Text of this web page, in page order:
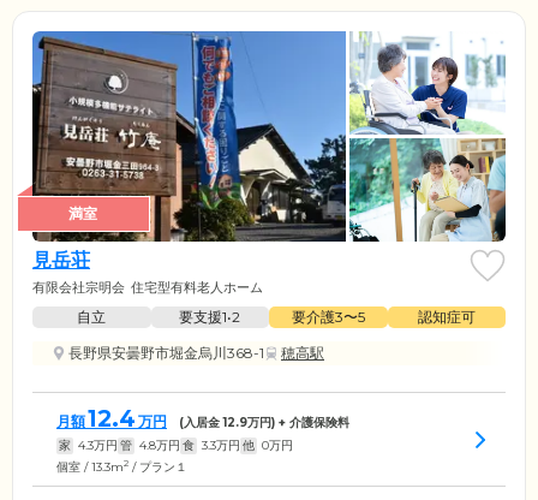
満室
見岳荘
有限会社宗明会 住宅型有料老人ホーム
自立 要支援1•2 要介護3〜5
認知症可
長野県安曇野市堀金烏川368-1
穂高駅
月額12.4 万円 (入居金12.9万円) + 介護保険料
家 4.3万円 管 4.8万円 食 3.3万円 他 0万円
個室 / 13.3m2 / プラン１